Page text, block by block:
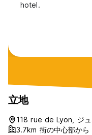
hotel.
立地
118 rue de Lyon, ジュ
3.7km 街の中心部から